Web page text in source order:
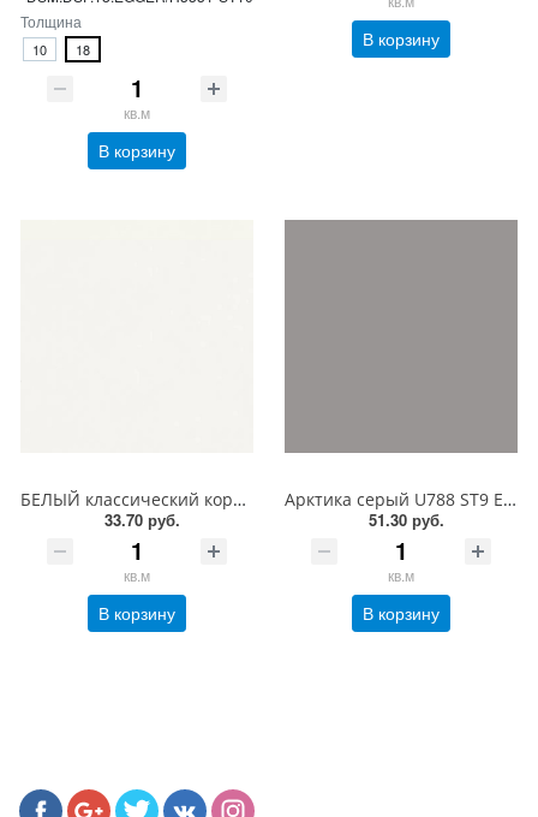
Толщина
10 18
кв.м
В корзину
В корзину
БЕЛЫЙ классический корка W960 ST7 EGGER ЛДСП 18 мм
33.70 руб.
кв.м
В корзину
Арктика серый U788 ST9 EGGER ЛДСП 18 мм
51.30 руб.
кв.м
В корзину